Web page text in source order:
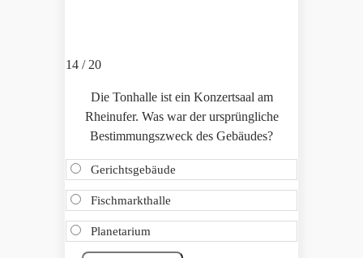
14 / 20
Die Tonhalle ist ein Konzertsaal am
Rheinufer. Was war der ursprüngliche
Bestimmungszweck des Gebäudes?
Gerichtsgebäude
Fischmarkthalle
Planetarium